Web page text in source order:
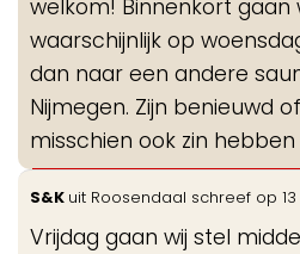
welkom! Binnenkort gaan
waarschijnlijk op
dan naar een andere
Nijmegen. Zijn benieuwd
misschien ook zin
S&K uit Roosendaal schreef op
Vrijdag gaan wij stel